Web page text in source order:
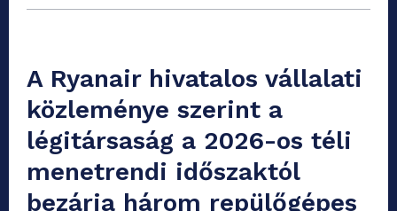
A Ryanair hivatalos vállalati
közleménye szerint a
légitársaság a 2026-os téli
menetrendi időszaktól
bezárja három repülőgépes